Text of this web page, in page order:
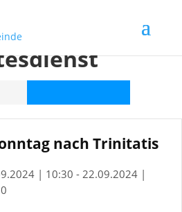
nach Trinitatis
| 10:30 - 22.09.2024 |